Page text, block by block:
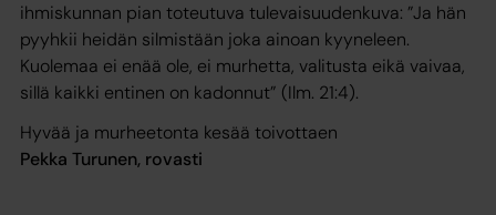
ihmiskunnan pian toteutuva tulevaisuudenkuva: ”Ja hän
pyyhkii heidän silmistään joka ainoan kyyneleen.
Kuolemaa ei enää ole, ei murhetta, valitusta eikä vaivaa,
sillä kaikki entinen on kadonnut” (Ilm. 21:4).
Hyvää ja murheetonta kesää toivottaen
Pekka Turunen, rovasti